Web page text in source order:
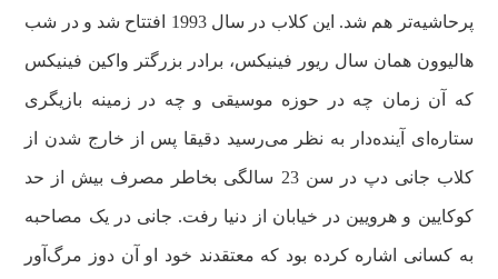
پرحاشیه‌تر هم شد. این کلاب در سال 1993 افتتاح شد و در شب
هالیوون همان سال ریور فینیکس، برادر بزرگتر واکین فینیکس
که آن زمان چه در حوزه موسیقی و چه در زمینه بازیگری
ستاره‌ای آینده‌دار به نظر می‌رسید دقیقا پس از خارج شدن از
کلاب جانی دپ در سن 23 سالگی بخاطر مصرف بیش از حد
کوکایین و هرویین در خیابان از دنیا رفت. جانی در یک مصاحبه
به کسانی اشاره کرده بود که معتقدند خود او آن دوز مرگ‌آور